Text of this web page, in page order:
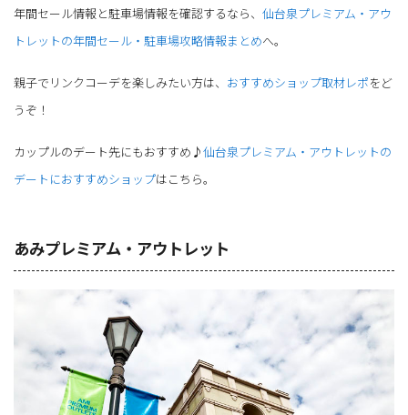
年間セール情報と駐車場情報を確認するなら、 仙台泉プレミアム・アウ
トレットの年間セール・駐車場攻略情報まとめへ。
親子でリンクコーデを楽しみたい方は、 おすすめショップ取材レポをど
うぞ！
カップルのデート先にもおすすめ♪仙台泉プレミアム・アウトレットの
デートにおすすめショップはこちら。
あみプレミアム・アウトレット